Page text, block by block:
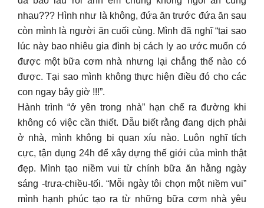
nhau??? Hình như là không, đứa ăn trước đứa ăn sau
còn mình là người ăn cuối cùng. Mình đã nghĩ “tại sao
lúc này bao nhiêu gia đình bị cách ly ao ước muốn có
được một bữa cơm nhà nhưng lại chẳng thể nào có
được. Tại sao mình không thực hiện điều đó cho các
con ngay bây giờ !!!”.
Hành trình “ở yên trong nhà” hạn chế ra đường khi
không có việc cần thiết. Dẫu biết rằng đang dịch phải
ở nhà, mình không bi quan xíu nào. Luôn nghĩ tích
cực, tận dụng 24h để xây dựng thế giới của mình thật
đẹp. Mình tạo niềm vui từ chính bữa ăn hằng ngày
sáng -trưa-chiều-tối. “Mỗi ngày tôi chọn một niềm vui”
mình hạnh phúc tạo ra từ những bữa cơm nhà yêu